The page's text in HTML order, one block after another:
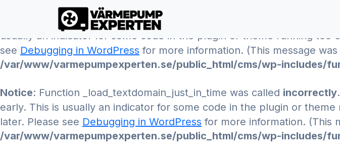
: Function _load_textdomain_just_in_time was called
usually an indicator for some code in the plugin or theme running too
see Debugging in WordPress for more information. (This message
/var/www/varmepumpexperten.se/public_html/cms/wp-includes/
Notice: Function _load_textdomain_just_in_time was called incorrectly
early. This is usually an indicator for some code in the plugin or
later. Please see Debugging in WordPress for more information. (This
/var/www/varmepumpexperten.se/public_html/cms/wp-includes/